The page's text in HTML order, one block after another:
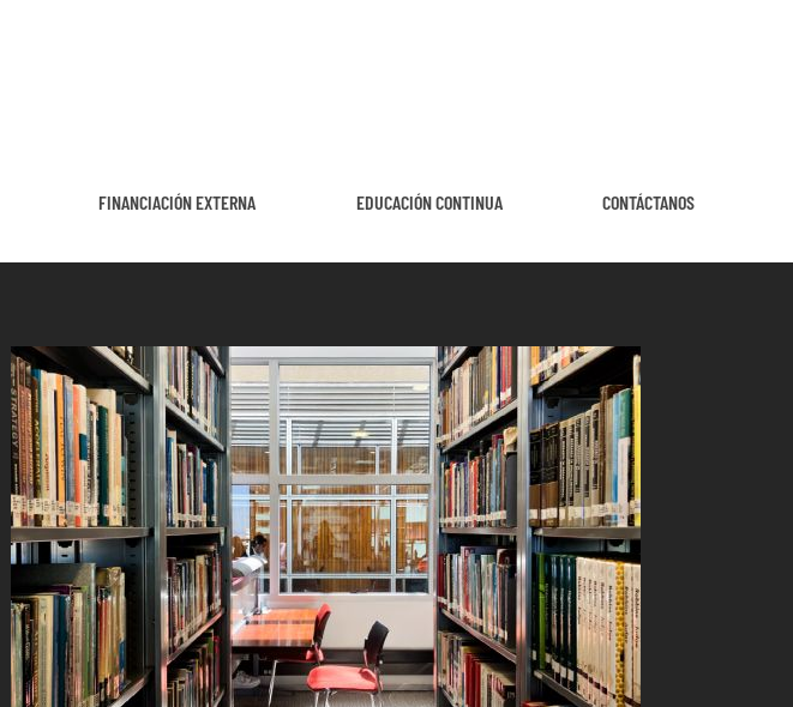
FINANCIACIÓN EXTERNA EDUCACIÓN CONTINUA CONTÁCTANOS